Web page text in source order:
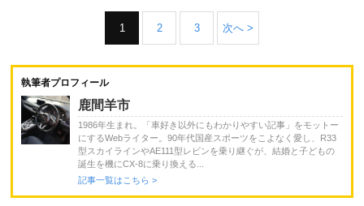
1 2 3 次へ >
執筆者プロフィール
鹿間羊市
1986年生まれ。「車好き以外にもわかりやすい記事」をモットー
にするWebライター。90年代国産スポーツをこよなく愛し、R33
型スカイラインやAE111型レビンを乗り継ぐが、結婚と子どもの
誕生を機にCX-8に乗り換える...
記事一覧はこちら >